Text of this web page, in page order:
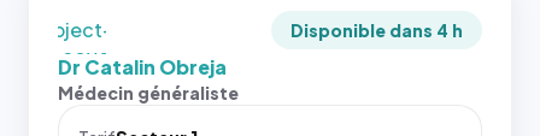
`object-
fit: cover`.
Sans ces
Disponible dans 4 h
Dr Catalin Obreja
Médecin généraliste
picture`,
et un
rapport 1:1